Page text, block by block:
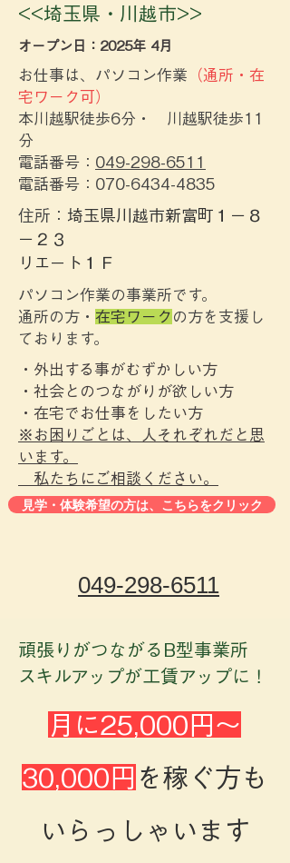
<<埼玉県・川越市>>
​オープン日：2025年 4月
お仕事は、パソコン作業 （通所・在
宅ワーク可）
本川越駅徒歩6分・
川越駅徒歩11
分
電話番号： 049-298-6511
​電話番号：070-6434-4835
住所： 埼玉県川越市新富町１－８
－２３
リエート１Ｆ
パソコン作業の事業所です。
通所の方・ 在宅ワーク の方を支援し
ております。
・外出する事がむずかしい方
・社会とのつながりが欲しい方
​・在宅でお仕事をしたい方
※お困りごとは、人それぞれだと思
います。
​ 私たちにご相談ください。
見学・体験希望の方は、こちらをクリック
049-298-6511
​頑張りがつながるB型事業所
スキルアップが工賃アップに！
月に25,000円～
30,000円 を稼ぐ方も
いらっしゃいます